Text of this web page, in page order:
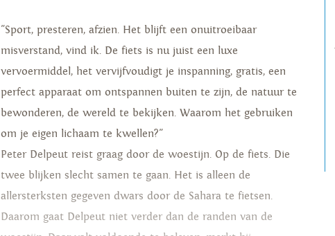
"Sport, presteren, afzien. Het blijft een onuitroeibaar
misverstand, vind ik. De fiets is nu juist een luxe
vervoermiddel, het vervijfvoudigt je inspanning, gratis, een
perfect apparaat om ontspannen buiten te zijn, de natuur te
bewonderen, de wereld te bekijken. Waarom het gebruiken
om je eigen lichaam te kwellen?"
Peter Delpeut reist graag door de woestijn. Op de fiets. Die
twee blijken slecht samen te gaan. Het is alleen de
allersterksten gegeven dwars door de Sahara te fietsen.
Daarom gaat Delpeut niet verder dan de randen van de